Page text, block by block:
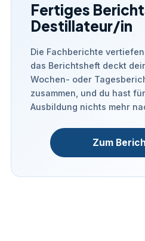
Fertiges
Destillateur/in
Die Fachberichte
das Berichtsheft deckt
Wochen- oder
zusammen, und du hast
Ausbildung nichts mehr
Zum